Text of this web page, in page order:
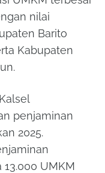
nilai
Barito
Kabupaten
penjaminan
2025.
UMKM